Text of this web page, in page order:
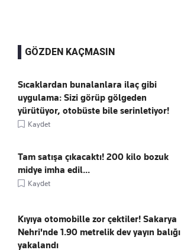
GÖZDEN KAÇMASIN
Sıcaklardan bunalanlara ilaç gibi
uygulama: Sizi görüp gölgeden
yürütüyor, otobüste bile serinletiyor!
Kaydet
Tam satışa çıkacaktı! 200 kilo bozuk
midye imha edil...
Kaydet
Kıyıya otomobille zor çektiler! Sakarya
Nehri'nde 1.90 metrelik dev yayın balığı
yakalandı